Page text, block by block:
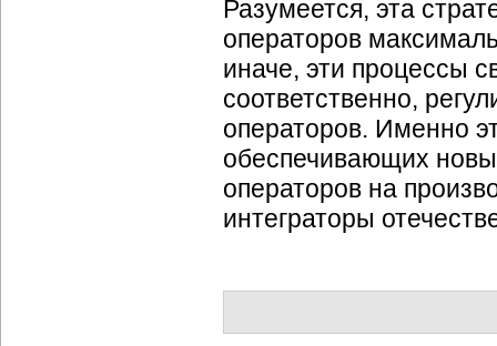
Разумеется, эта
операторов
иначе, эти процессы
соответственно,
операторов. Именно
обеспечивающих
операторов на
интеграторы